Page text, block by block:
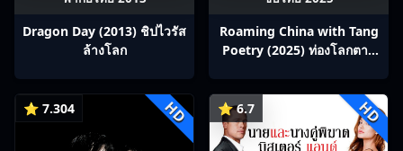
Dragon Day (2013) ชิปไวรัส
ล้างโลก
Roaming China with Tang
Poetry (2025) ท่องโลกตาม
⭐ 7.304 HD ⭐ 6.7 HD